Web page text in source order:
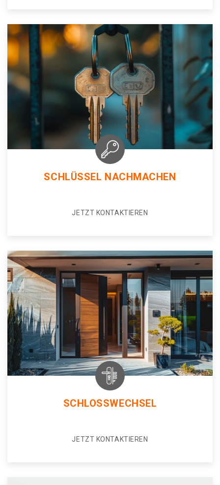
SCHLÜSSEL NACHMACHEN
JETZT KONTAKTIEREN
SCHLOSSWECHSEL
JETZT KONTAKTIEREN